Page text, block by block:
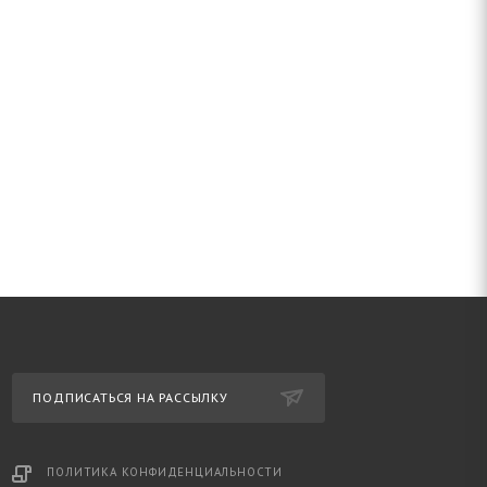
ПОДПИСАТЬСЯ НА РАССЫЛКУ
ПОЛИТИКА КОНФИДЕНЦИАЛЬНОСТИ